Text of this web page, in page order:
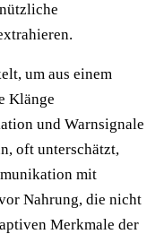
um aus einem
Klänge
und Warnsignale
oft unterschätzt,
mit
Nahrung, die nicht
Merkmale der